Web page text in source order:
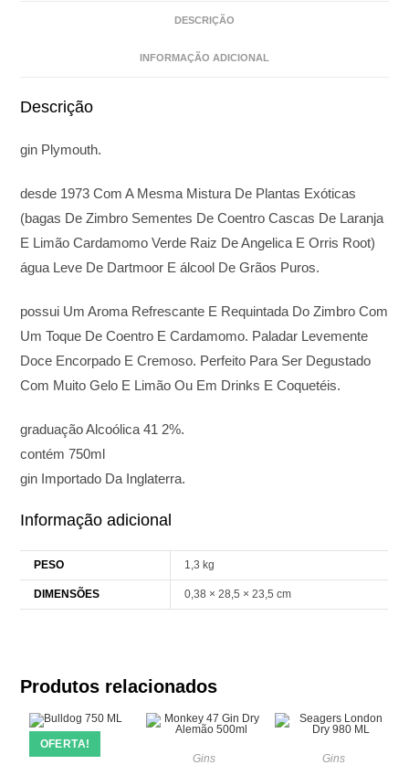
DESCRIÇÃO
INFORMAÇÃO ADICIONAL
Descrição
gin Plymouth.
desde 1973 Com A Mesma Mistura De Plantas Exóticas
(bagas De Zimbro Sementes De Coentro Cascas De Laranja
E Limão Cardamomo Verde Raiz De Angelica E Orris Root)
água Leve De Dartmoor E álcool De Grãos Puros.
possui Um Aroma Refrescante E Requintada Do Zimbro Com
Um Toque De Coentro E Cardamomo. Paladar Levemente
Doce Encorpado E Cremoso. Perfeito Para Ser Degustado
Com Muito Gelo E Limão Ou Em Drinks E Coquetéis.
graduação Alcoólica 41 2%.
contém 750ml
gin Importado Da Inglaterra.
Informação adicional
PESO 1,3 kg
DIMENSÕES 0,38 × 28,5 × 23,5 cm
Produtos relacionados
OFERTA!
Gins
Gins Gins